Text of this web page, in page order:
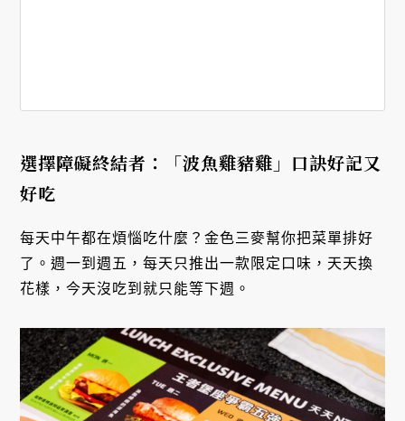
選擇障礙終結者：「波魚雞豬雞」口訣好記又
好吃
每天中午都在煩惱吃什麼？金色三麥幫你把菜單排好
了。週一到週五，每天只推出一款限定口味，天天換
花樣，今天沒吃到就只能等下週。